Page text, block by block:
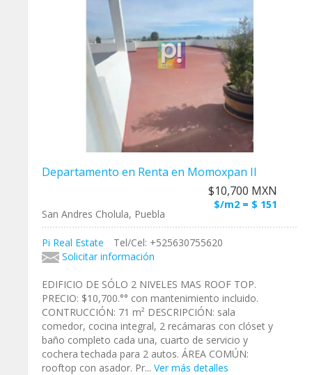
Departamento en Renta en Momoxpan II
$10,700 MXN
$/m2 = $ 151
San Andres Cholula, Puebla
Pi Real Estate
Tel/Cel: +525630755620
Solicitar información
EDIFICIO DE SÓLO 2 NIVELES MAS ROOF TOP.
PRECIO: $10,700.°° con mantenimiento incluido.
CONTRUCCIÓN: 71 m² DESCRIPCIÓN: sala
comedor, cocina integral, 2 recámaras con clóset y
baño completo cada una, cuarto de servicio y
cochera techada para 2 autos. ÁREA COMÚN:
rooftop con asador. Pr... Ver más detalles